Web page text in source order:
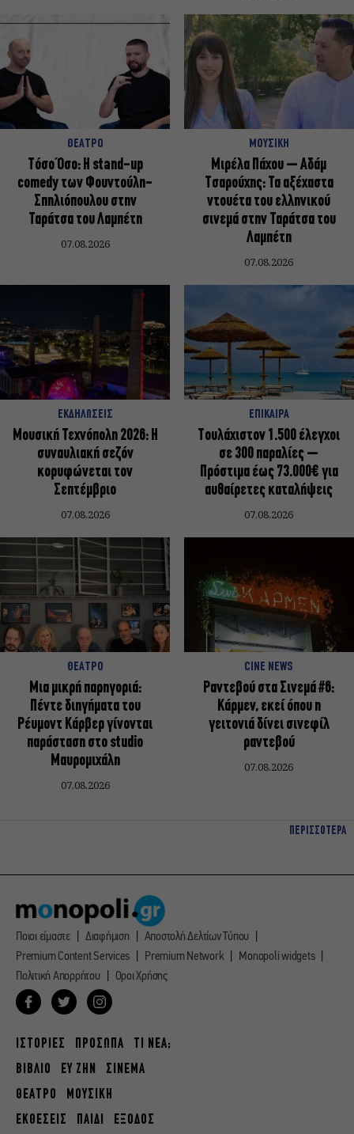
ΘΕΑΤΡΟ
Τόσο Όσο: Η stand-up
comedy των Φουντούλη-
Σπηλιόπουλου στην
Ταράτσα του Λαμπέτη
07.08.2026
ΜΟΥΣΙΚΗ
Μιρέλα Πάχου – Αδάμ
Τσαρούχης: Τα αξέχαστα
ντουέτα του ελληνικού
σινεμά στην Ταράτσα του
Λαμπέτη
07.08.2026
ΕΚΔΗΛΩΣΕΙΣ
Μουσική Τεχνόπολη 2026: Η
συναυλιακή σεζόν
κορυφώνεται τον
Σεπτέμβριο
07.08.2026
ΕΠΙΚΑΙΡΑ
Τουλάχιστον 1.500 έλεγχοι
σε 300 παραλίες –
Πρόστιμα έως 73.000€ για
αυθαίρετες καταλήψεις
07.08.2026
ΘΕΑΤΡΟ
Μια μικρή παρηγοριά:
Πέντε διηγήματα του
Ρέυμοντ Κάρβερ γίνονται
παράσταση στο studio
Μαυρομιχάλη
07.08.2026
CINE NEWS
Ραντεβού στα Σινεμά #6:
Κάρμεν, εκεί όπου η
γειτονιά δίνει σινεφίλ
ραντεβού
07.08.2026
ΠΕΡΙΣΣΟΤΕΡΑ
Ποιοι είμαστε Διαφήμιση
Αποστολή Δελτίων Τύπου
Premium Content Services
Premium Network
Monopoli widgets
Πολιτική Απορρήτου
Οροι Χρήσης
ΙΣΤΟΡΙΕΣ ΠΡΟΣΩΠΑ
ΤΙ ΝΕΑ;
ΒΙΒΛΙΟ
ΕΥ ΖΗΝ
ΣΙΝΕΜΑ
ΘΕΑΤΡΟ
ΜΟΥΣΙΚΗ
ΕΚΘΕΣΕΙΣ
ΠΑΙΔΙ ΕΞΟΔΟΣ